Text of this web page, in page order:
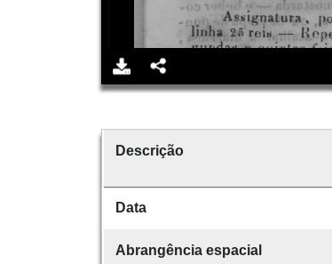
Descrição
Data
Abrangência espacial